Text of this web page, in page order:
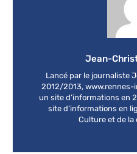
Jean-
Lancé par le journaliste
2012/2013,
un site d’informations en
site d’informations en
Culture et de